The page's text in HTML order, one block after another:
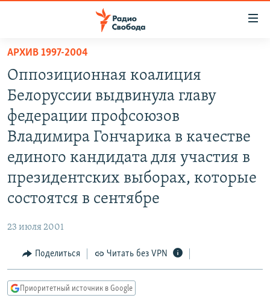
упрощенного
доступа
Вернуться
основному
содержанию
главной
навигации
АВТОРСКИЕ ПРОЕКТЫ
ЦИТАТЫ СВОБОДЫ
МНЕНИЯ
КУЛЬТУРА
IDEL.РЕАЛИИ
СИБИРЬ.РЕАЛИИ
РАСПИСАНИЕ ВЕЩАНИЯ
АРХИВ 1997-2004
Оппозиционная коалиция
Белоруссии выдвинула главу
федерации профсоюзов
Владимира Гончарика в качестве
единого кандидата для участия в
президентских выборах, которые
состоятся в сентябре
23 июля 2001
Поделиться Читать без VPN
Приоритетный источник в Google